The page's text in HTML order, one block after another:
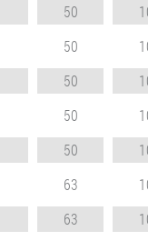
50
50
50
50
50
63
63